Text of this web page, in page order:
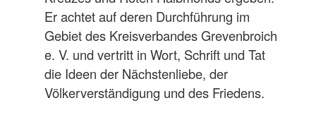
Er achtet auf deren Durchführung im
Gebiet des Kreisverbandes Grevenbroich
e. V. und vertritt in Wort, Schrift und Tat
die Ideen der Nächstenliebe, der
Völkerverständigung und des Friedens.